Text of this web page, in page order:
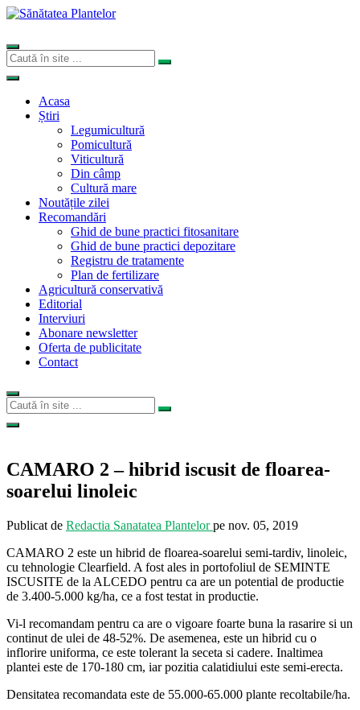
Acasa
Știri
Legumicultură
Pomicultură
Viticultură
Din câmp
Cultură mare
Noutățile zilei
Recomandări
Ghid de bune practici fitosanitare
Ghid de bune practici depozitare
Registru de tratamente
Plan de fertilizare
Agricultură conservativă
Editorial
Interviuri
Abonare newsletter
Oferta de publicitate
Contact
CAMARO 2 – hibrid iscusit de floarea-
soarelui linoleic
Publicat de Redactia Sanatatea Plantelorpe nov. 05, 2019
CAMARO 2 este un hibrid de floarea-soarelui semi-tardiv, linoleic,
cu tehnologie Clearfield. A fost ales in portofoliul de SEMINTE
ISCUSITE de la ALCEDO pentru ca are un potential de productie
de 3.400-5.000 kg/ha, ce a fost testat in productie.
Vi-l recomandam pentru ca are o vigoare foarte buna la rasarire si un
continut de ulei de 48-52%. De asemenea, este un hibrid cu o
inflorire uniforma, ce este tolerant la seceta si cadere. Inaltimea
plantei este de 170-180 cm, iar pozitia calatidiului este semi-erecta.
Densitatea recomandata este de 55.000-65.000 plante recoltabile/ha.